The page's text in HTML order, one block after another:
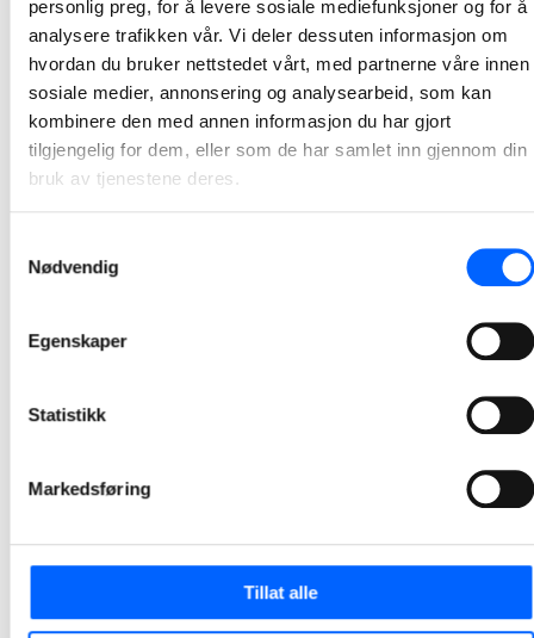
personlig preg, for å levere sosiale mediefunksjoner og for å
analysere trafikken vår. Vi deler dessuten informasjon om
hvordan du bruker nettstedet vårt, med partnerne våre innen
sosiale medier, annonsering og analysearbeid, som kan
kombinere den med annen informasjon du har gjort
tilgjengelig for dem, eller som de har samlet inn gjennom din
bruk av tjenestene deres.
Nødvendig
Egenskaper
Statistikk
Markedsføring
Tillat alle
7. september retter NCC-konsernet fokus på sikkerheten i virksomheten. I løpet av dagen gjennomfører nærmere 13 000 NCC-ansatte og underentreprenører i prosjektene en stans i arbeidet for å diskutere sikkerheten i prosjektet.
Manager, Media Relations Norway, NCC Group